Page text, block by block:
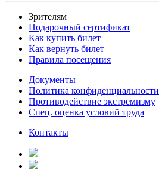
Зрителям
Подарочный сертификат
Как купить билет
Как вернуть билет
Правила посещения
Документы
Политика конфиденциальности
Противодействие экстремизму
Спец. оценка условий труда
Контакты